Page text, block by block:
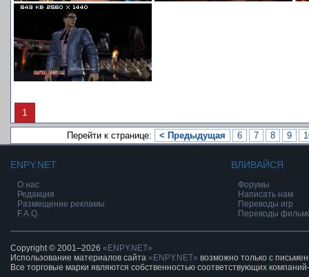
1
Перейти к странице: < Предыдущая 6 7 8 9
ENPY.NET
О нас
Редакция
Размещение рекламы
F.A.Q.
ВЛИВАЙСЯ
Форумы
Написать нам
Переводы игр
Переводы
Copyright © 2001–2026 «ENPY.NET»
Использование материалов сайта «ENPY.NET» возможно только с
Все торговые марки являются собственностью соответствующих